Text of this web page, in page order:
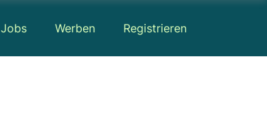
Jobs Werben Registrieren